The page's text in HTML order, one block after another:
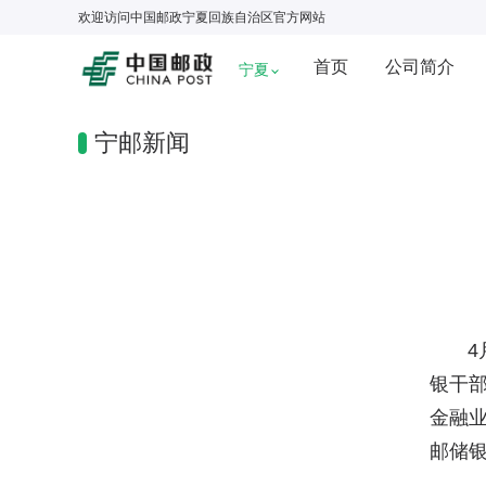
欢迎访问中国邮政宁夏回族自治区官方网站
宁夏 首页 公司简介
宁邮新闻
4月
银干
金融
邮储